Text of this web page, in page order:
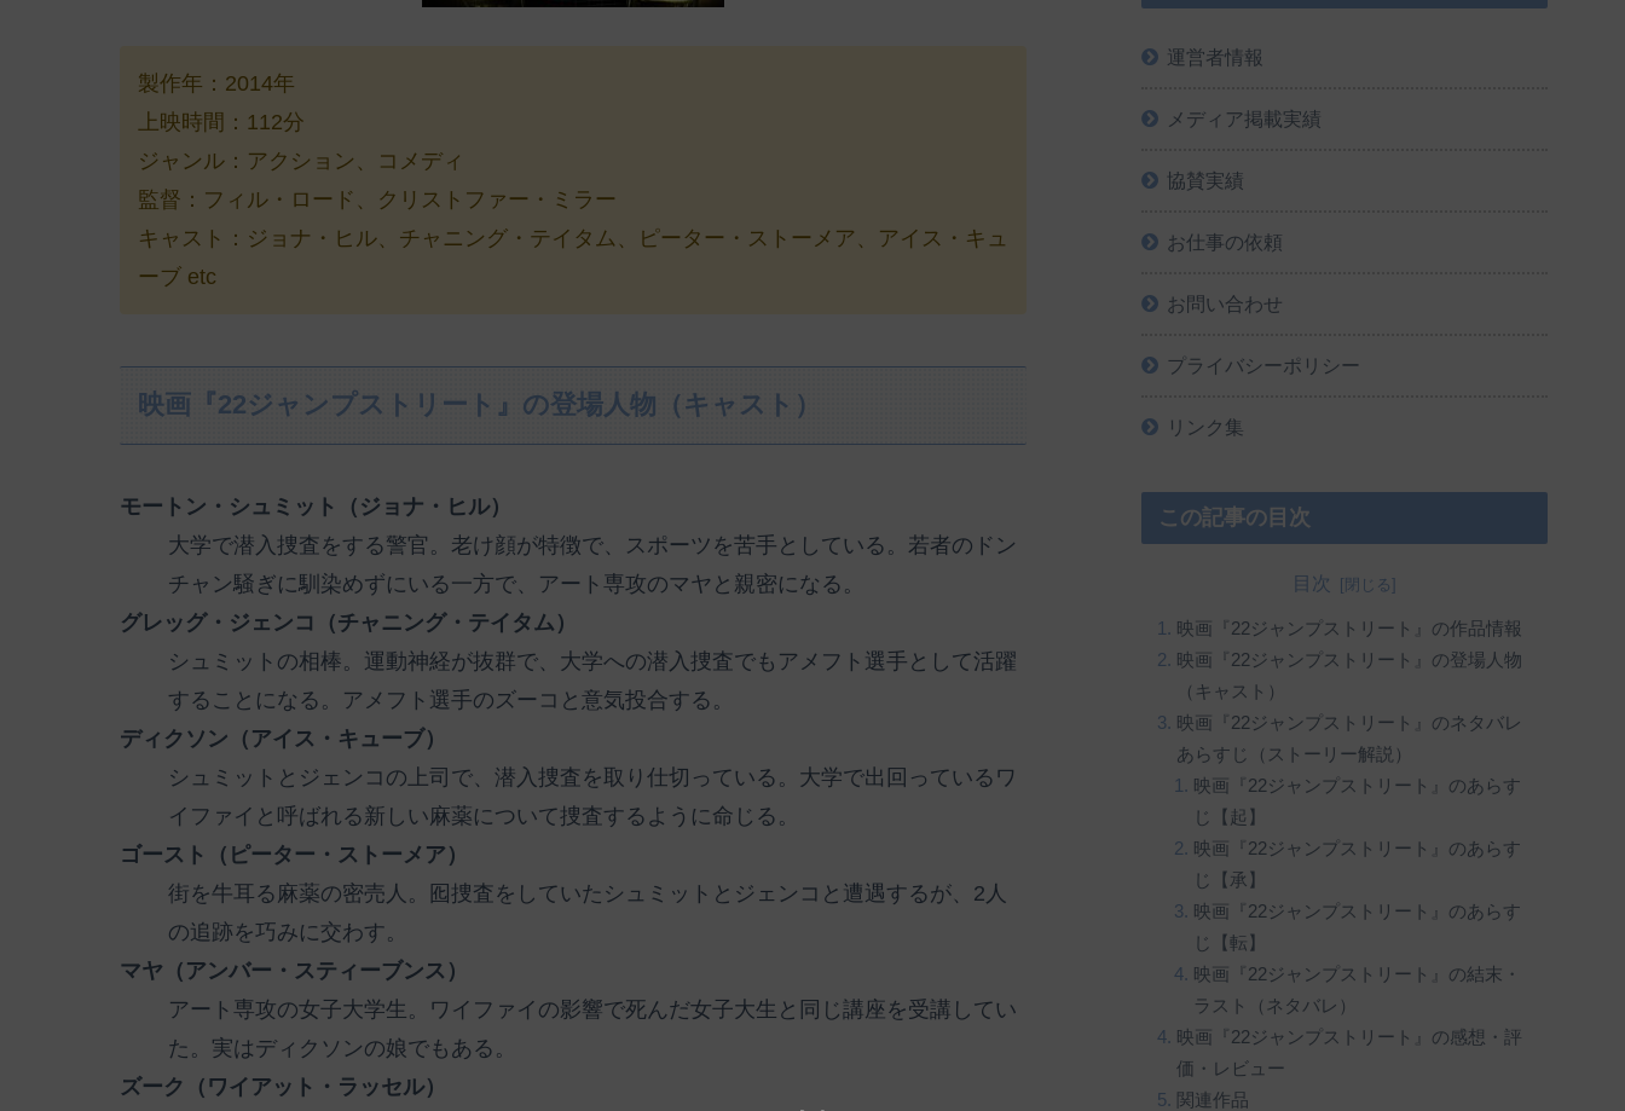
製作年：2014年
上映時間：112分
ジャンル：アクション、コメディ
監督：フィル・ロード、クリストファー・ミラー
キャスト：ジョナ・ヒル、チャニング・テイタム、ピーター・ストーメア、アイス・キュ
ーブ etc
映画『22ジャンプストリート』の登場人物（キャスト）
モートン・シュミット（ジョナ・ヒル）
大学で潜入捜査をする警官。老け顔が特徴で、スポーツを苦手としている。若者のドン
チャン騒ぎに馴染めずにいる一方で、アート専攻のマヤと親密になる。
グレッグ・ジェンコ（チャニング・テイタム）
シュミットの相棒。運動神経が抜群で、大学への潜入捜査でもアメフト選手として活躍
することになる。アメフト選手のズーコと意気投合する。
ディクソン（アイス・キューブ）
シュミットとジェンコの上司で、潜入捜査を取り仕切っている。大学で出回っているワ
イファイと呼ばれる新しい麻薬について捜査するように命じる。
ゴースト（ピーター・ストーメア）
街を牛耳る麻薬の密売人。囮捜査をしていたシュミットとジェンコと遭遇するが、2人
の追跡を巧みに交わす。
マヤ（アンバー・スティーブンス）
アート専攻の女子大学生。ワイファイの影響で死んだ女子大生と同じ講座を受講してい
た。実はディクソンの娘でもある。
ズーク（ワイアット・ラッセル）
運営者情報
メディア掲載実績
協賛実績
お仕事の依頼
お問い合わせ
プライバシーポリシー
リンク集
この記事の目次
目次
映画『22ジャンプストリート』の作品情報
映画『22ジャンプストリート』の登場人物
（キャスト）
映画『22ジャンプストリート』のネタバレ
あらすじ（ストーリー解説）
映画『22ジャンプストリート』のあらす
じ【起】
映画『22ジャンプストリート』のあらす
じ【承】
映画『22ジャンプストリート』のあらす
じ【転】
映画『22ジャンプストリート』の結末・
ラスト（ネタバレ）
映画『22ジャンプストリート』の感想・評
価・レビュー
関連作品